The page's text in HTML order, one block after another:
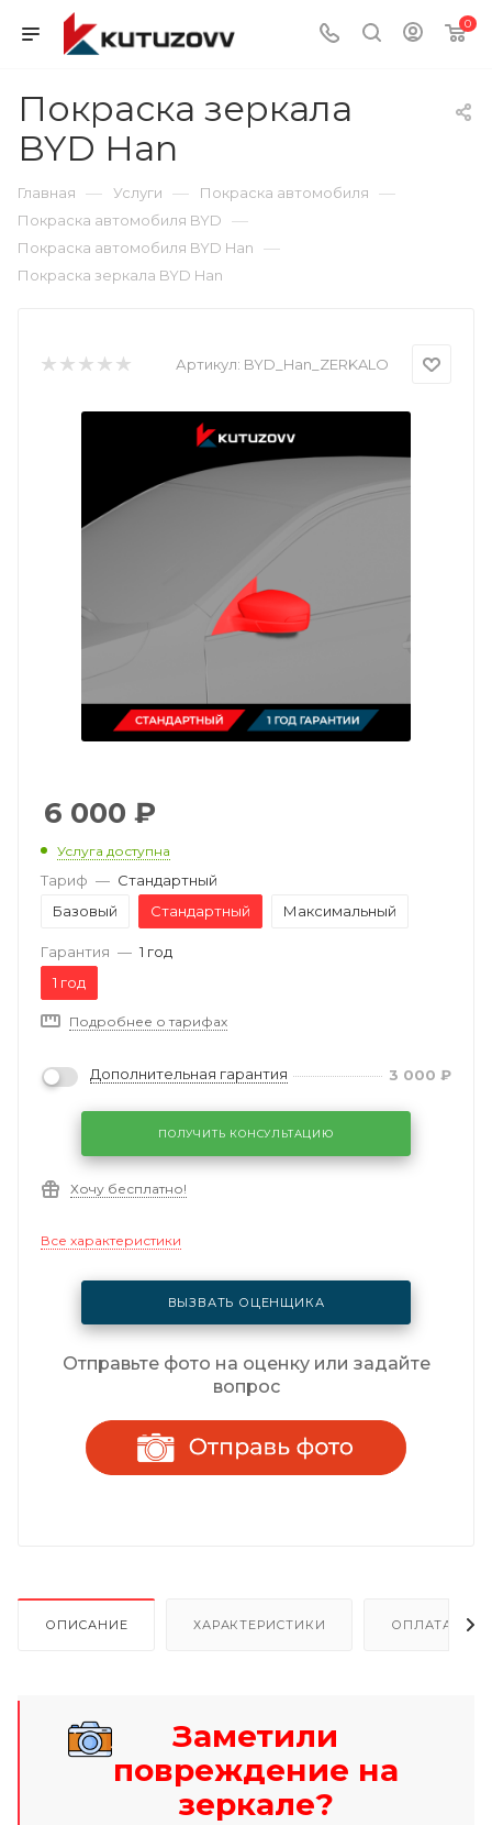
0
Покраска зеркала
BYD Han
Главная — Услуги — Покраска автомобиля —
Покраска автомобиля BYD —
Покраска автомобиля BYD Han —
Покраска зеркала BYD Han
Артикул: BYD_Han_ZERKALO
6 000 ₽
Услуга доступна
Тариф — Стандартный
Базовый
Стандартный Максимальный
Гарантия — 1 год
1 год
Подробнее о тарифах
Дополнительная гарантия 3 000 ₽
ПОЛУЧИТЬ КОНСУЛЬТАЦИЮ
Хочу бесплатно!
Все характеристики
ВЫЗВАТЬ ОЦЕНЩИКА
Отправьте фото на оценку или задайте
вопрос
ОПИСАНИЕ ХАРАКТЕРИСТИКИ ОПЛАТА И
Заметили
повреждение на
зеркале?